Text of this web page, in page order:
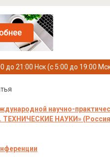
до 21:00 Нск (с 5:00 до 19:00
научно-
ТЕХНИЧЕСКИЕ НАУКИ»